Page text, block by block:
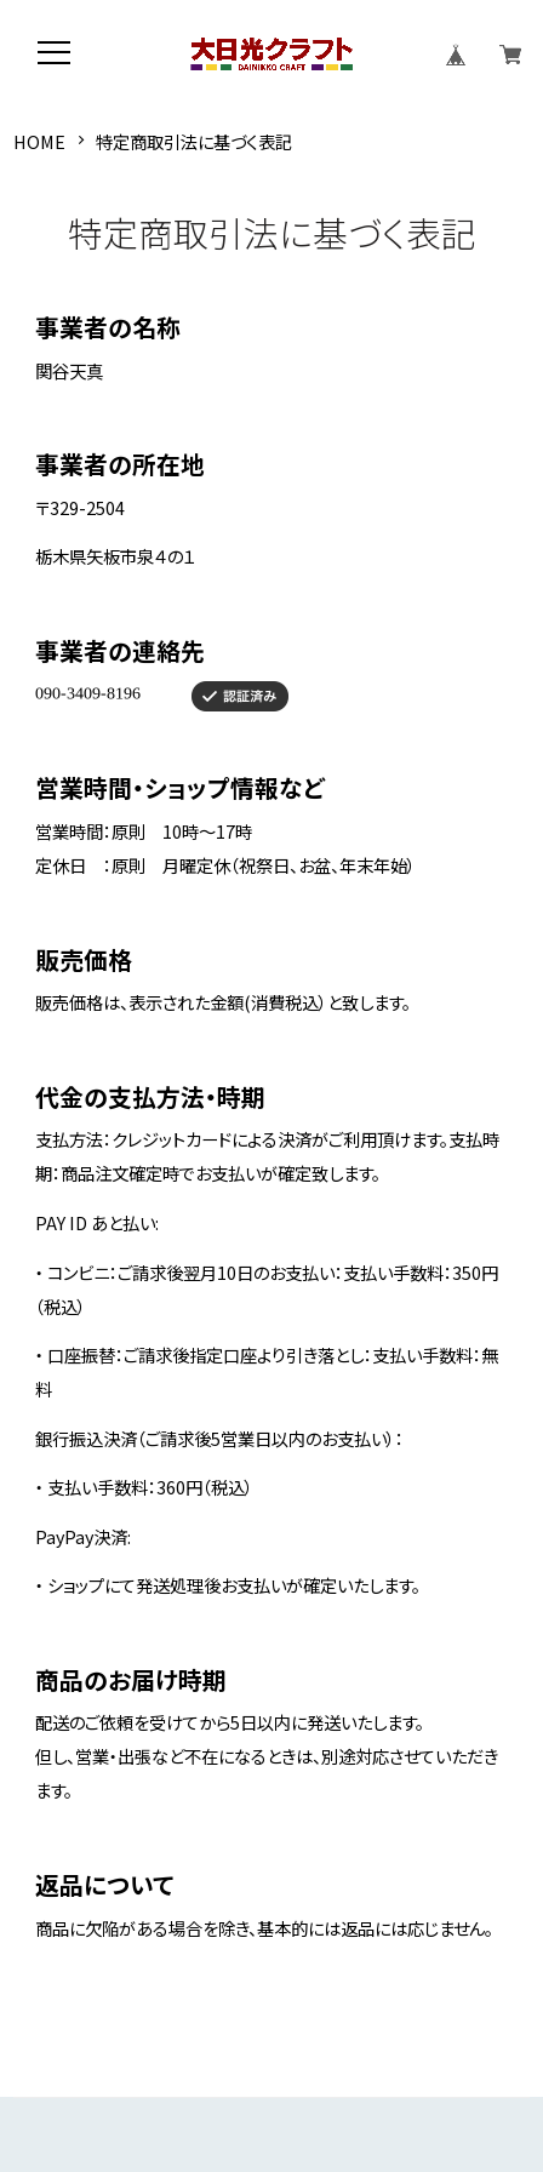
HOME 特定商取引法に基づく表記
特定商取引法に基づく表記
事業者の名称
関谷天真
事業者の所在地
〒329-2504
栃木県矢板市泉４の１
事業者の連絡先
営業時間・ショップ情報など
営業時間：原則 10時～17時
定休日 ：原則 月曜定休（祝祭日、お盆、年末年始）
販売価格
販売価格は、表示された金額(消費税込）と致します。
代金の支払方法・時期
支払方法：クレジットカードによる決済がご利用頂けます。支払時
期：商品注文確定時でお支払いが確定致します。
PAY ID あと払い:
・ コンビニ：ご請求後翌月10日のお支払い：支払い手数料：350円
（税込）
・ 口座振替：ご請求後指定口座より引き落とし：支払い手数料：無
料
銀行振込決済（ご請求後5営業日以内のお支払い）：
・ 支払い手数料：360円（税込）
PayPay決済:
・ ショップにて発送処理後お支払いが確定いたします。
商品のお届け時期
配送のご依頼を受けてから5日以内に発送いたします。
但し、営業・出張など不在になるときは、別途対応させていただき
ます。
返品について
商品に欠陥がある場合を除き、基本的には返品には応じません。